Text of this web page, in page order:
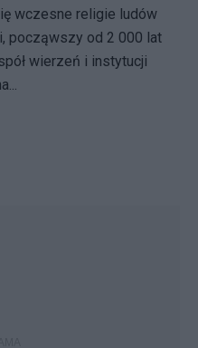
wczesne religie ludów
począwszy od 2 000 lat
wierzeń i instytucji